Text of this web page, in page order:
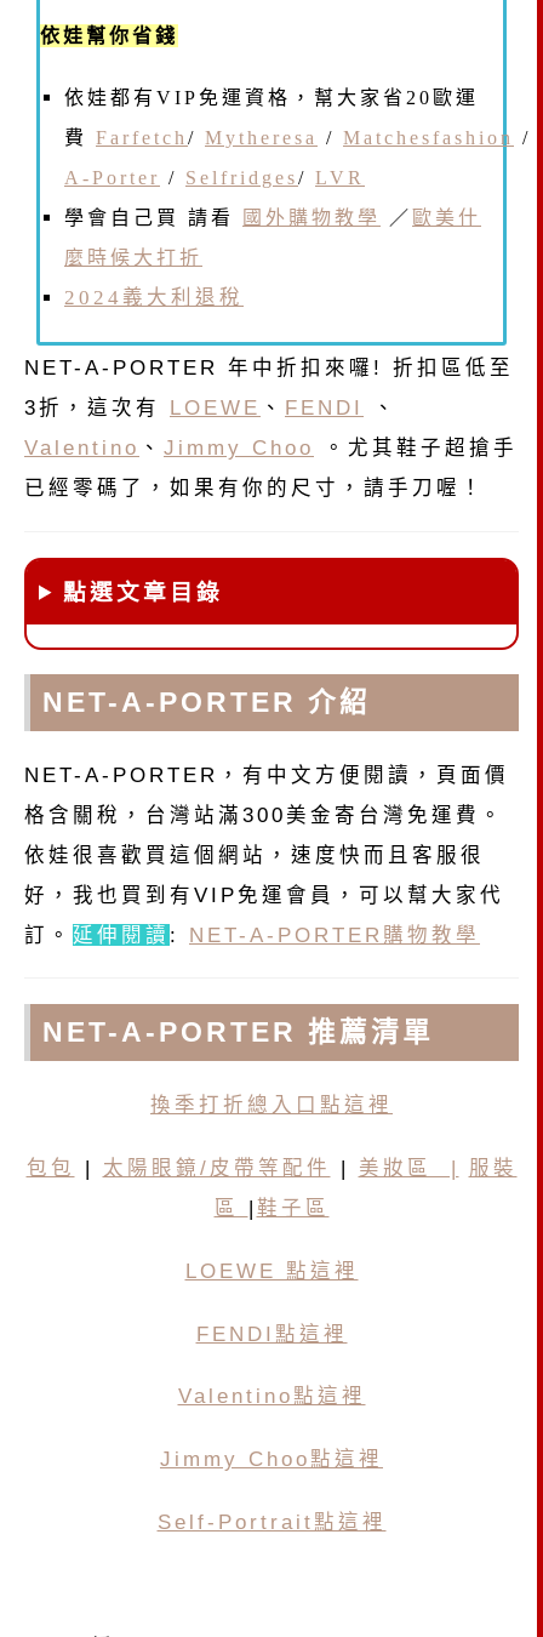
依娃幫你省錢
依娃都有VIP免運資格，幫大家省20歐運
費 Farfetch / Mytheresa / Matchesfashion /
A-Porter / Selfridges/ LVR
學會自己買 請看
國外購物教學 ／ 歐美什
麼時候大打折
2024義大利退稅
NET-A-PORTER 年中折扣來囉! 折扣區低至
3折，這次有 LOEWE 、 FENDI
、
Valentino 、 Jimmy Choo
。尤其鞋子超搶手
已經零碼了，如果有你的尺寸，請手刀喔！
點選文章目錄
NET-A-PORTER 介紹
NET-A-PORTER，有中文方便閱讀，頁面價
格含關稅，台灣站滿300美金寄台灣免運費。
依娃很喜歡買這個網站，速度快而且客服很
好，我也買到有VIP免運會員，可以幫大家代
訂。 延伸閱讀 : NET-A-PORTER購物教學
NET-A-PORTER 推薦清單
換季打折總入口點這裡
包包 | 太陽眼鏡/皮帶等配件 | 美妝區 |
服裝
區 | 鞋子區
LOEWE 點這裡
FENDI點這裡
Valentino點這裡
Jimmy Choo點這裡
Self-Portrait點這裡